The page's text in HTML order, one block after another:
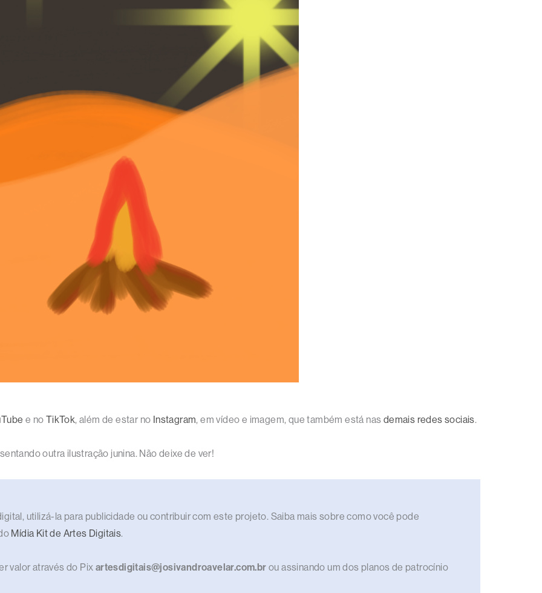
e no TikTok, além de estar no Instagram, em vídeo e imagem, que também está nas demais redes sociais.
outra ilustração junina. Não deixe de ver!
utilizá-la para publicidade ou contribuir com este projeto. Saiba mais sobre como você pode
Mídia Kit de Artes Digitais.
valor através do Pix artesdigitais@josivandroavelar.com.br ou assinando um dos planos de patrocínio